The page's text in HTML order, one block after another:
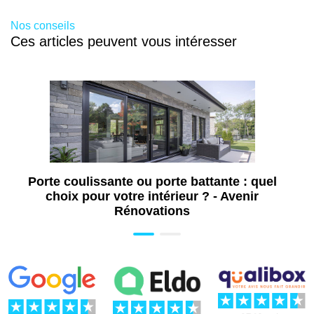
(13)
Travaux de rénovation énergétique à
Aide rénovation énergétique à Salon-de-
Provence (13)
Aide pour l'isolation extérieure à Salon-de-
Provence (13)
Aide pour l'installation de poêle à bois à
Salon-de-Provence (13)
Aide pour installation de pompe à chaleur
à Salon-de-Provence (13)
Aide isolation de combles à Salon-de-
Aide pose de fenêtre à Salon-de-Provence
(13)
Pose de fenêtre à Salon-de-Provence (13)
Nos conseils
Ces articles peuvent vous intéresser
Porte coulissante ou porte battante : quel
choix pour votre intérieur ? - Avenir
Rénovations